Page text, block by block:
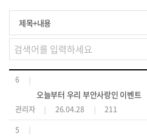
6
오늘부터 우리 부안사랑인 이벤트
관리자 26.04.28
211
5